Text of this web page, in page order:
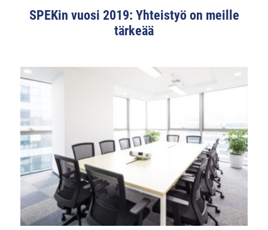
SPEKin vuosi 2019: Yhteistyö on meille
tärkeää